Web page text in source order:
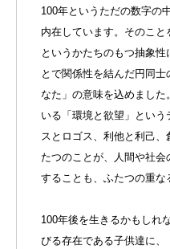
100年というただの数字の
内在しています。そのこ
というかたちのもつ抽象
とで関係性を結んだ円同
なた」の意味を込めまし
いる「環境と欲望」とい
スとロゴス、利他と利己
たつのことが、人間や社
することも、ふたつの重な
100年後を生きるかもしれ
びる存在である子供達に、